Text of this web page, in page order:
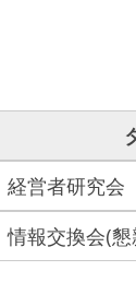
経営者研究会
情報交換会(